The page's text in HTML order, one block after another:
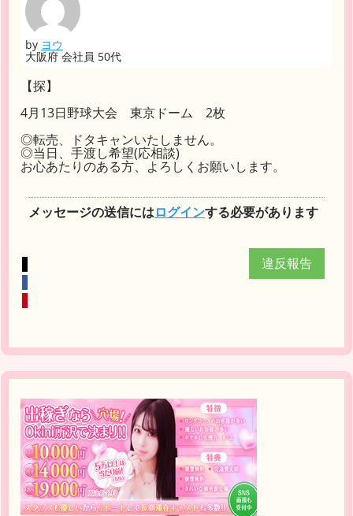
by ヨウ
大阪府 会社員 50代
【探】
4月13日野球大会 東京ドーム 2枚
◎転売、ドタキャンいたしません。
◎当日、手渡し希望(応相談)
お心あたりのある方、よろしくお願いします。
メッセージの送信にはログインする必要があります
違反報告